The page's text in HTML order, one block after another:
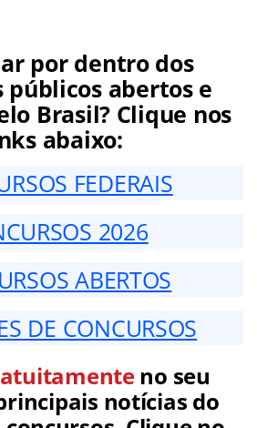
por dentro dos
públicos abertos e
Brasil? Clique nos
abaixo:
FEDERAIS
2026
ABERTOS
DE CONCURSOS
no seu
notícias do